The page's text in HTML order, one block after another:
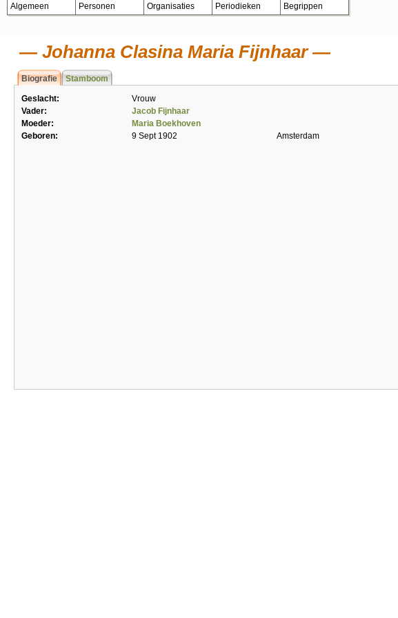
Algemeen Personen Organisaties Periodieken Begrippen
Johanna Clasina Maria Fijnhaar
Biografie Stamboom
Geslacht:
Vrouw
Vader:
Jacob Fijnhaar
Moeder:
Maria Boekhoven
Geboren:
9 Sept 1902 Amsterdam